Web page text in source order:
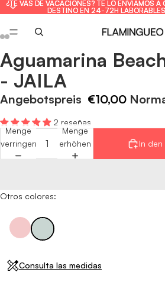
¿TE VAS DE VACACIONES? TE LO ENVIAMOS A
DESTINO EN 24-72H LABORABLES
¿TE VAS DE VACACIONES? TE LO ENVIAMOS A
DESTINO EN 24-72H LABORABLES
Bild
im
Vollbildmodus
öffnen
Bild
im
Vollbildmodus
öffnen
Bild
im
Vollbildmodus
öffnen
Bild
im
Vollbildmodus
öffnen
Bild
im
Vollbildmodus
öffnen
Bild
im
Vollbildmodus
öffnen
Aguamarina
- JAILA
Angebotspreis €10,00
2 reseñas
Menge
verringern
Menge
erhöhen
In
Otros colores:
Consulta las medidas